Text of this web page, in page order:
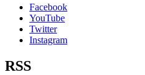
Facebook
YouTube
Twitter
Instagram
RSS